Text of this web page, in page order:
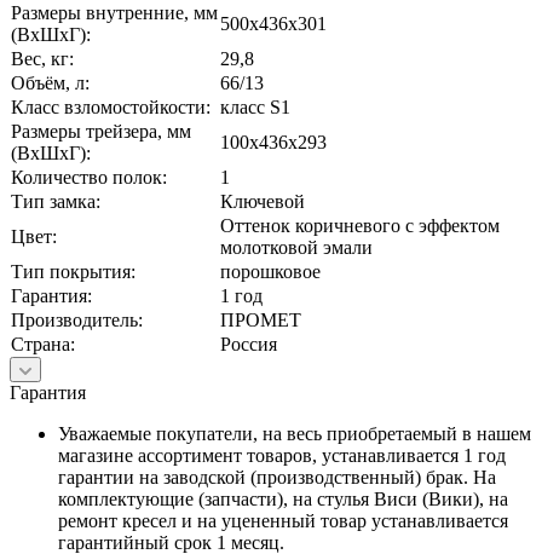
Размеры внутренние, мм
(ВхШхГ):
500x436x301
Вес, кг:
29,8
Объём, л:
66/13
Класс взломостойкости: класс S1
Размеры трейзера, мм
(ВхШхГ):
100x436x293
Количество полок:
1
Тип замка:
Ключевой
Цвет:
Оттенок коричневого с эффектом
молотковой эмали
Тип покрытия:
порошковое
Гарантия:
1 год
Производитель:
ПРОМЕТ
Страна:
Россия
Гарантия
Уважаемые покупатели, на весь приобретаемый в нашем
магазине ассортимент товаров, устанавливается 1 год
гарантии на заводской (производственный) брак. На
комплектующие (запчасти), на стулья Виси (Вики), на
ремонт кресел и на уцененный товар устанавливается
гарантийный срок 1 месяц.